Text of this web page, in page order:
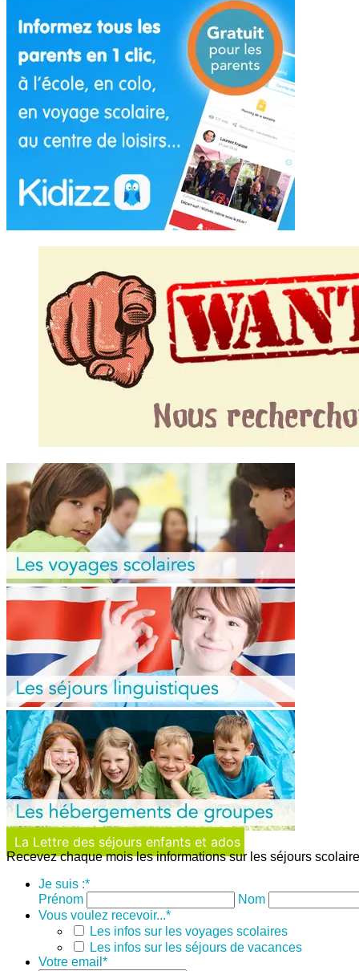
La Lettre des séjours enfants et ados
Recevez chaque mois les informations sur les séjours
Je suis :*
Prénom
Nom
Vous voulez recevoir...*
Les infos sur les voyages scolaires
Les infos sur les séjours de vacances
Votre email *